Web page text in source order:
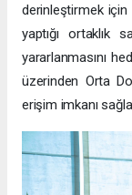
derinleştirmek için
yaptığı ortaklık
yararlanmasını
üzerinden Orta
erişim imkanı